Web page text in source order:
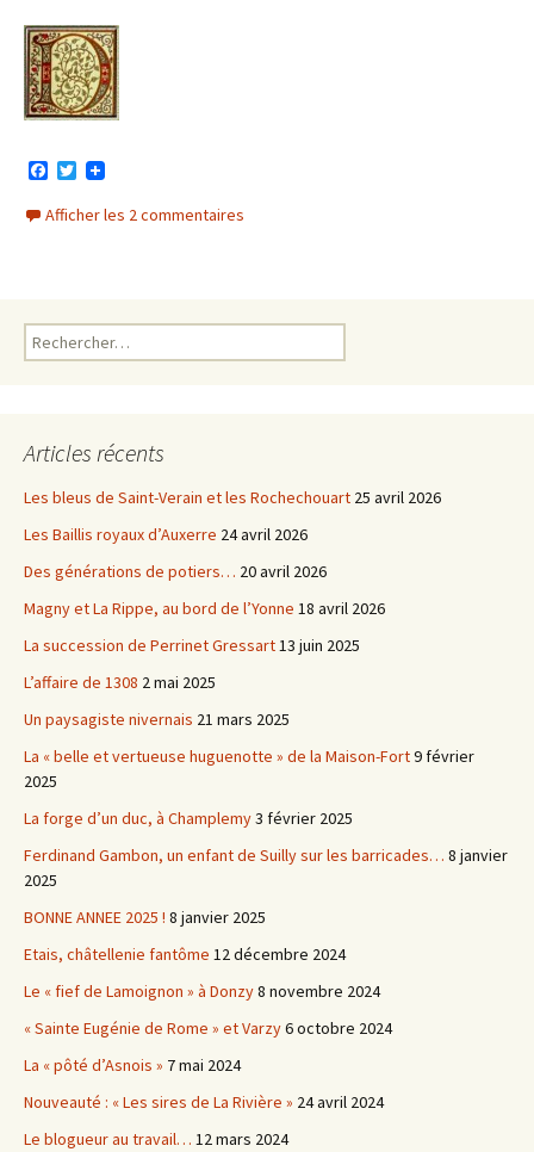
c
e
T
i
t
Afficher les 2 commentaires
Rechercher :
Articles récents
Les bleus de Saint-Verain et les Rochechouart 25 avril 2026
Les Baillis royaux d’Auxerre 24 avril 2026
Des générations de potiers… 20 avril 2026
Magny et La Rippe, au bord de l’Yonne 18 avril 2026
La succession de Perrinet Gressart13 juin 2025
L’affaire de 1308 2 mai 2025
Un paysagiste nivernais 21 mars 2025
La « belle et vertueuse huguenotte » de la Maison-Fort9 février
2025
La forge d’un duc, à Champlemy3 février 2025
Ferdinand Gambon, un enfant de Suilly sur les barricades… 8 janvier
2025
BONNE ANNEE 2025 ! 8 janvier 2025
Etais, châtellenie fantôme 12 décembre 2024
Le « fief de Lamoignon » à Donzy8 novembre 2024
« Sainte Eugénie de Rome » et Varzy6 octobre 2024
La « pôté d’Asnois » 7 mai 2024
Nouveauté : « Les sires de La Rivière » 24 avril 2024
Le blogueur au travail… 12 mars 2024